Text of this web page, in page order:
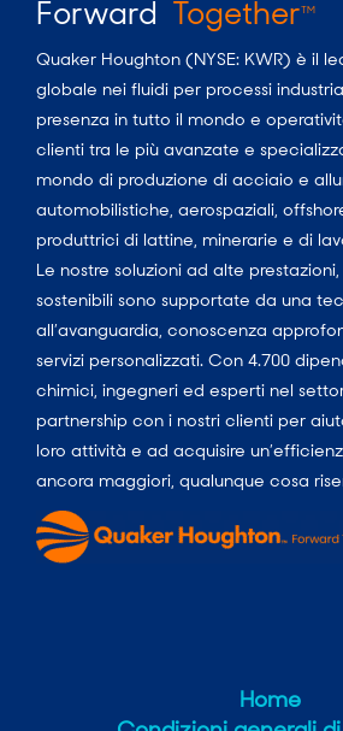
Forward TogetherTM
Quaker Houghton (NYSE: KWR) è il
globale nei fluidi per processi
presenza in tutto il mondo e
clienti tra le più avanzate e
mondo di produzione di acciaio e
automobilistiche, aerospaziali,
produttrici di lattine, minerarie e di
Le nostre soluzioni ad alte
sostenibili sono supportate da una
all’avanguardia, conoscenza
servizi personalizzati. Con 4.700
chimici, ingegneri ed esperti nel
partnership con i nostri clienti per
loro attività e ad acquisire
ancora maggiori, qualunque cosa
Home